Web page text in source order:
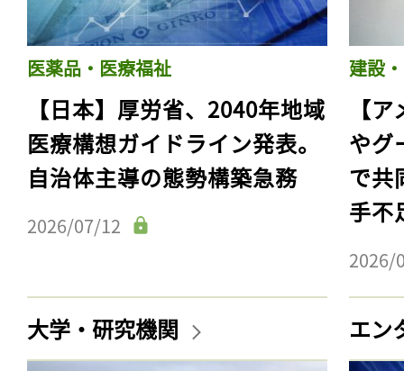
医薬品・医療福祉
【日本】厚労省、2040年地域
医療構想ガイドライン発表。
自治体主導の態勢構築急務
2026/07/12
建設
【
やグ
で共
手不
2026/
大学・研究機関 エン